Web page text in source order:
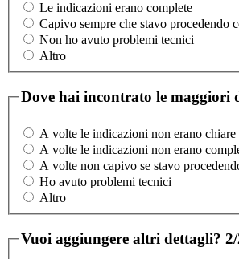
Le indicazioni erano complete
Capivo sempre che stavo procedendo
Non ho avuto problemi tecnici
Altro
Dove hai incontrato le maggiori
A volte le indicazioni non erano chiare
A volte le indicazioni non erano
A volte non capivo se stavo
Ho avuto problemi tecnici
Altro
Vuoi aggiungere altri dettagli?